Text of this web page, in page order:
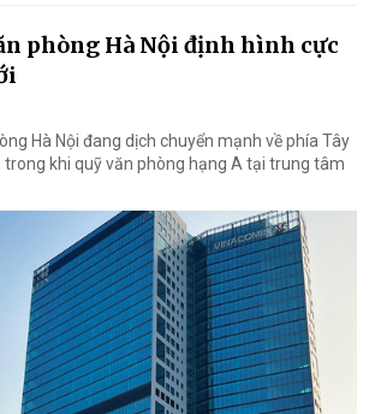
phòng Hà Nội định hình cực
Hà Nội đang dịch chuyển mạnh về phía Tây
trong khi quỹ văn phòng hạng A tại trung tâm